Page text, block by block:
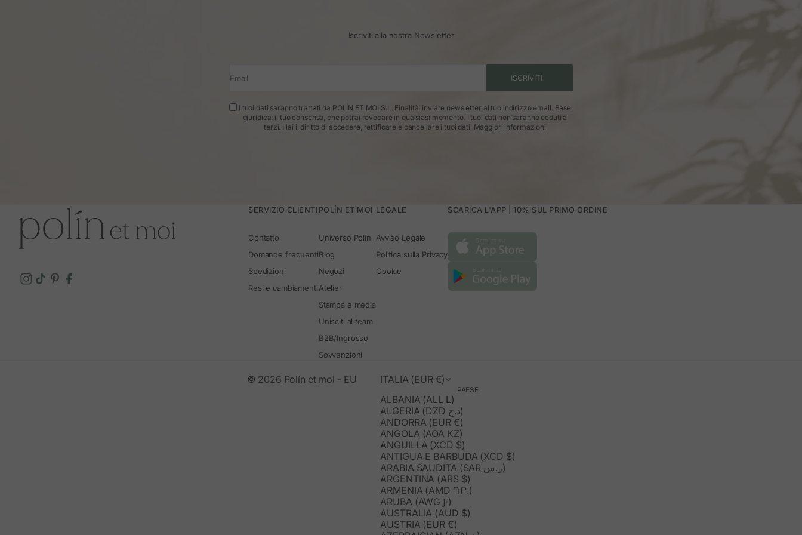
Iscriviti alla nostra Newsletter
Email ISCRIVITI
I tuoi dati saranno trattati da POLÍN ET MOI S.L. Finalità: inviare newsletter al tuo indirizzo email. Base
giuridica: il tuo consenso, che potrai revocare in qualsiasi momento. I tuoi dati non saranno ceduti a
terzi. Hai il diritto di accedere, rettificare e cancellare i tuoi dati. Maggiori informazioni
SERVIZIO CLIENTI
Contatto
Domande frequenti
Spedizioni
Resi e cambiamenti
POLÍN ET MOI
Universo Polín
Blog
Negozi
Atelier
Stampa e media
Unisciti al team
B2B/Ingrosso
Sovvenzioni
LEGALE
Avviso Legale
Politica sulla Privacy
Cookie
SCARICA L'APP | 10% SUL PRIMO ORDINE
ITALIA (EUR €)
PAESE
ALBANIA (ALL L)
ALGERIA (DZD د.ج)
ANDORRA (EUR €)
ANGOLA (AOA KZ)
ANGUILLA (XCD $)
ANTIGUA E BARBUDA (XCD $)
ARABIA SAUDITA (SAR ر.س)
ARGENTINA (ARS $)
ARMENIA (AMD ԴՐ.)
ARUBA (AWG Ƒ)
AUSTRALIA (AUD $)
AUSTRIA (EUR €)
© 2026 Polín et moi - EU